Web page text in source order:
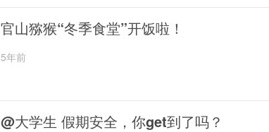
官山猕猴“冬季食堂”开饭啦！
5年前
@大学生 假期安全，你get到了吗？